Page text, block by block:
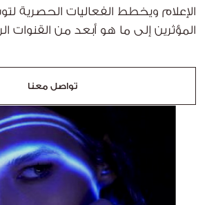
الإعلام ويخطط الفعاليات الحصرية
المؤثرين إلى ما هو أبعد من القنوات
تواصل معنا